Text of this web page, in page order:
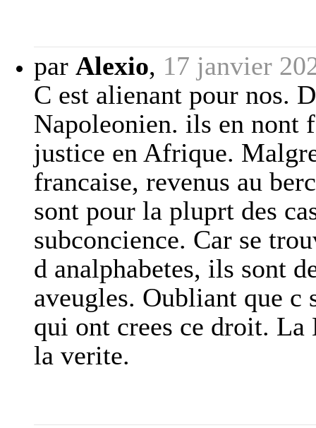
par Alexio, 17 janvier
C est alienant pour nos.
Napoleonien. ils en nont
justice en Afrique.
francaise, revenus au
sont pour la pluprt des
subconcience. Car se
d analphabetes, ils sont
aveugles. Oubliant que c
qui ont crees ce droit.
la verite.